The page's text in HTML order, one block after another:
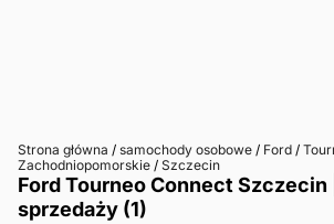
Strona główna / samochody osobowe / Ford /
Zachodniopomorskie / Szczecin
Ford Tourneo Connect Szczecin
sprzedaży (1)